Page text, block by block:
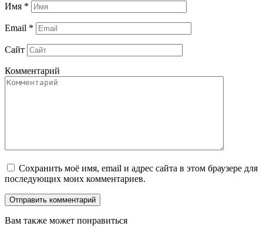
Имя *
Email *
Сайт
Комментарий
Сохранить моё имя, email и адрес сайта в этом браузере для
последующих моих комментариев.
Вам также может понравиться